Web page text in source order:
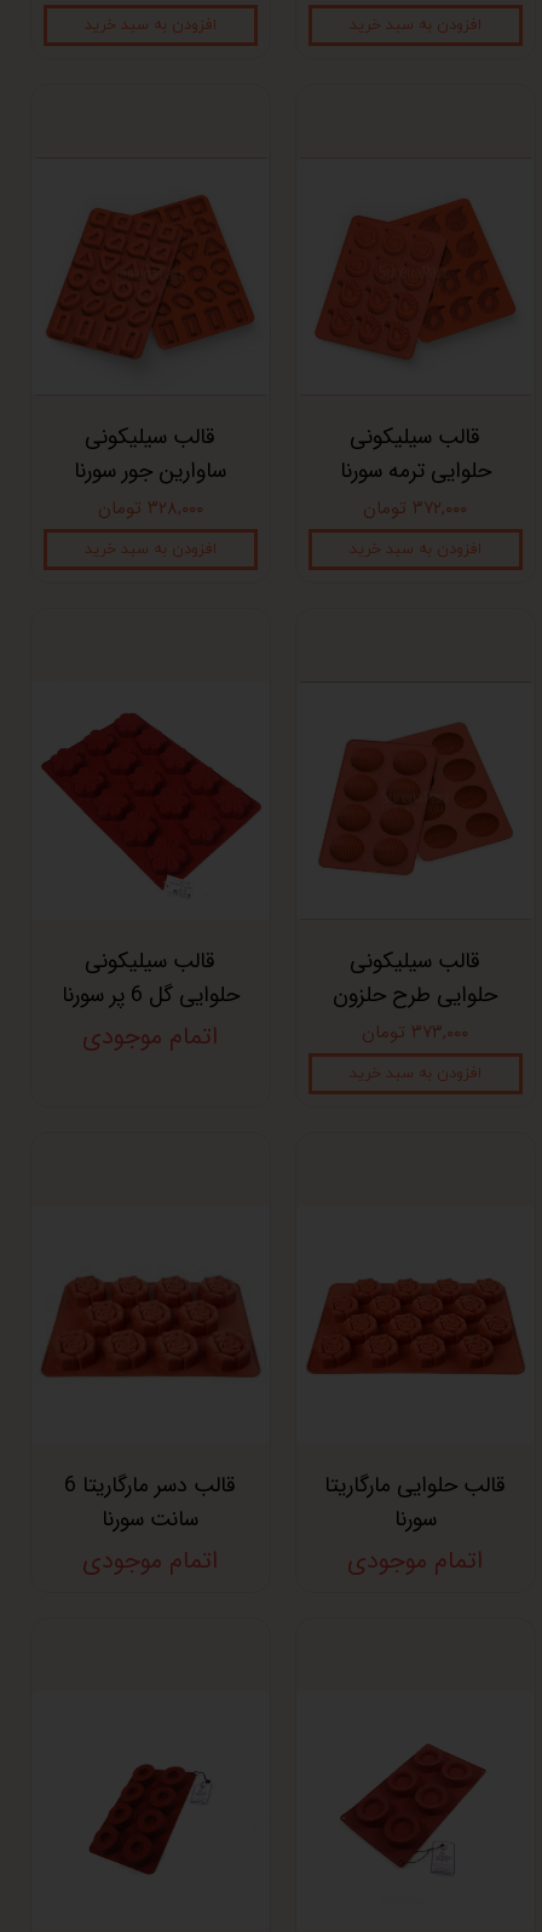
افزودن به سبد خرید افزودن به سبد خرید
قالب سیلیکونی
حلوایی ترمه سورنا
۳۷۲,۰۰۰ تومان
افزودن به سبد خرید
قالب سیلیکونی
ساوارین جور سورنا
۳۲۸,۰۰۰ تومان
افزودن به سبد خرید
قالب سیلیکونی
حلوایی طرح حلزون
۳۷۳,۰۰۰ تومان
افزودن به سبد خرید
قالب سیلیکونی
حلوایی گل 6 پر سورنا
اتمام موجودی
قالب حلوایی مارگاريتا
سورنا
اتمام موجودی
قالب دسر مارگاريتا 6
سانت سورنا
اتمام موجودی